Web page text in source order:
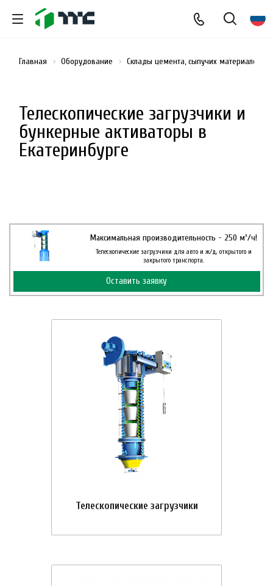
Телескопические загрузчики и
бункерные активаторы в
Екатеринбурге
Главная Оборудование Склады цемента, сыпучих материалов и
Максимальная производительность - 250 м³/ч!
Телескопические загрузчики для авто и ж/д, открытого и
закрытого транспорта.
Оставить заявку
Телескопические загрузчики